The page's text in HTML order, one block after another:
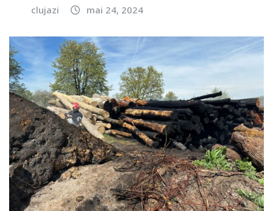
clujazi mai 24, 2024